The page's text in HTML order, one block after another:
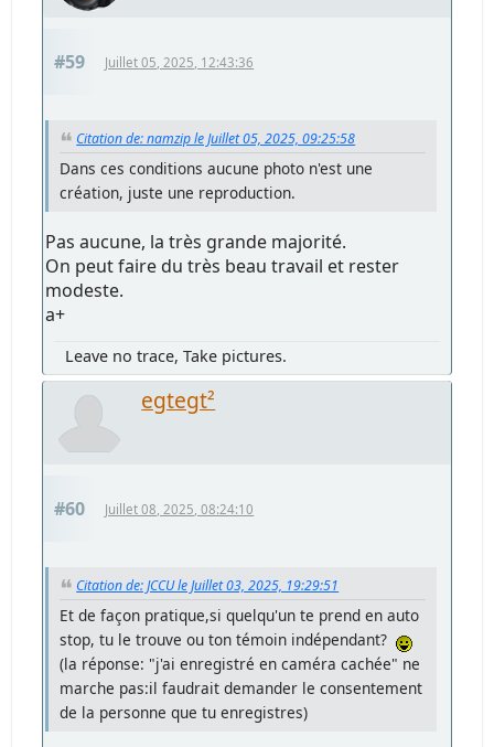
#59 Juillet 05, 2025, 12:43:36
Citation de: namzip le Juillet 05, 2025, 09:25:58
Dans ces conditions aucune photo n'est une
création, juste une reproduction.
Pas aucune, la très grande majorité.
On peut faire du très beau travail et rester
modeste.
a+
Leave no trace, Take pictures.
egtegt²
#60 Juillet 08, 2025, 08:24:10
Citation de: JCCU le Juillet 03, 2025, 19:29:51
Et de façon pratique,si quelqu'un te prend en auto
stop, tu le trouve ou ton témoin indépendant?
(la réponse: "j'ai enregistré en caméra cachée" ne
marche pas:il faudrait demander le consentement
de la personne que tu enregistres)